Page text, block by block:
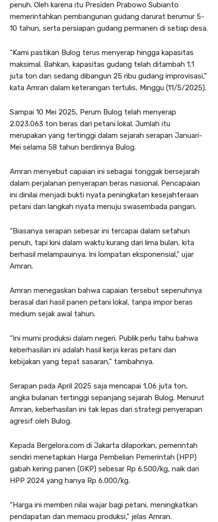
penuh. Oleh karena itu Presiden Prabowo Subianto
memerintahkan pembangunan gudang darurat berumur 5-
10 tahun, serta persiapan gudang permanen di setiap desa.
“Kami pastikan Bulog terus menyerap hingga kapasitas
maksimal. Bahkan, kapasitas gudang telah ditambah 1,1
juta ton dan sedang dibangun 25 ribu gudang improvisasi,”
kata Amran dalam keterangan tertulis, Minggu (11/5/2025).
Sampai 10 Mei 2025, Perum Bulog telah menyerap
2.023.063 ton beras dari petani lokal. Jumlah itu
merupakan yang tertinggi dalam sejarah serapan Januari-
Mei selama 58 tahun berdirinya Bulog.
Amran menyebut capaian ini sebagai tonggak bersejarah
dalam perjalanan penyerapan beras nasional. Pencapaian
ini dinilai menjadi bukti nyata peningkatan kesejahteraan
petani dan langkah nyata menuju swasembada pangan.
“Biasanya serapan sebesar ini tercapai dalam setahun
penuh, tapi kini dalam waktu kurang dari lima bulan, kita
berhasil melampauinya. Ini lompatan eksponensial,” ujar
Amran.
Amran menegaskan bahwa capaian tersebut sepenuhnya
berasal dari hasil panen petani lokal, tanpa impor beras
medium sejak awal tahun.
“Ini murni produksi dalam negeri. Publik perlu tahu bahwa
keberhasilan ini adalah hasil kerja keras petani dan
kebijakan yang tepat sasaran,” tambahnya.
Serapan pada April 2025 saja mencapai 1,06 juta ton,
angka bulanan tertinggi sepanjang sejarah Bulog. Menurut
Amran, keberhasilan ini tak lepas dari strategi penyerapan
agresif oleh Bulog.
Kepada Bergelora.com di Jakarta dilaporkan, pemerintah
sendiri menetapkan Harga Pembelian Pemerintah (HPP)
gabah kering panen (GKP) sebesar Rp 6.500/kg, naik dari
HPP 2024 yang hanya Rp 6.000/kg.
“Harga ini memberi nilai wajar bagi petani, meningkatkan
pendapatan dan memacu produksi,” jelas Amran.